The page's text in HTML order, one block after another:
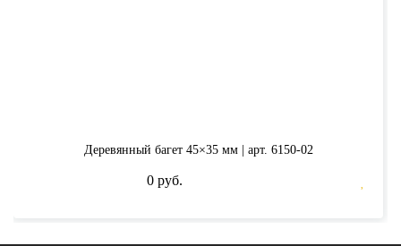
Деревянный багет 45×35 мм | арт. 6150-02
0 руб.